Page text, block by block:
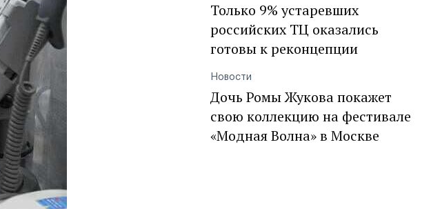
Только 9% устаревших
российских ТЦ оказались
готовы к реконцепции
Новости
Дочь Ромы Жукова покажет
свою коллекцию на фестивале
«Модная Волна» в Москве